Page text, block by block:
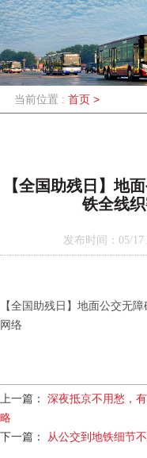
当前位置 : 首页 >
【全国助残日】地
铁全线
发布时间：05/17
【全国助残日】地面公交无
网络
上一篇：
深夜抵京不用愁，
略
下一篇：
从公交到地铁细节